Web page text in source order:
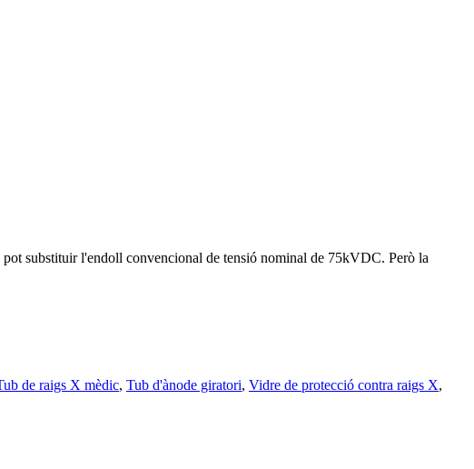
substituir l'endoll convencional de tensió nominal de 75kVDC. Però la
de raigs X mèdic, Tub d'ànode giratori, Vidre de protecció contra raigs X,